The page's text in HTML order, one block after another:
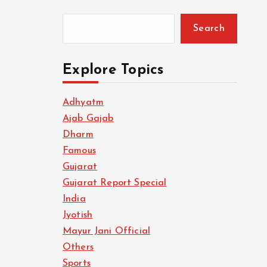
Search
Explore Topics
Adhyatm
Ajab Gajab
Dharm
Famous
Gujarat
Gujarat Report Special
India
Jyotish
Mayur Jani Official
Others
Sports